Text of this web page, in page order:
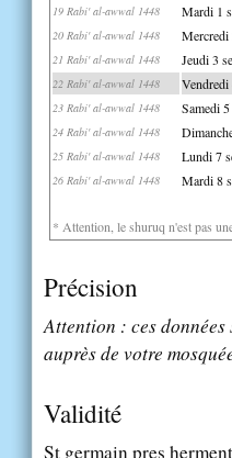
19 Rabi' al-awwal 1448 Mardi 1
20 Rabi' al-awwal 1448 Mercredi
21 Rabi' al-awwal 1448 Jeudi 3
22 Rabi' al-awwal 1448 Vendredi
23 Rabi' al-awwal 1448 Samedi
24 Rabi' al-awwal 1448
25 Rabi' al-awwal 1448 Lundi 7
26 Rabi' al-awwal 1448 Mardi 8
* Attention, le shuruq n'est pas
Précision
Attention : ces
auprès de votre
Validité
St germain pres